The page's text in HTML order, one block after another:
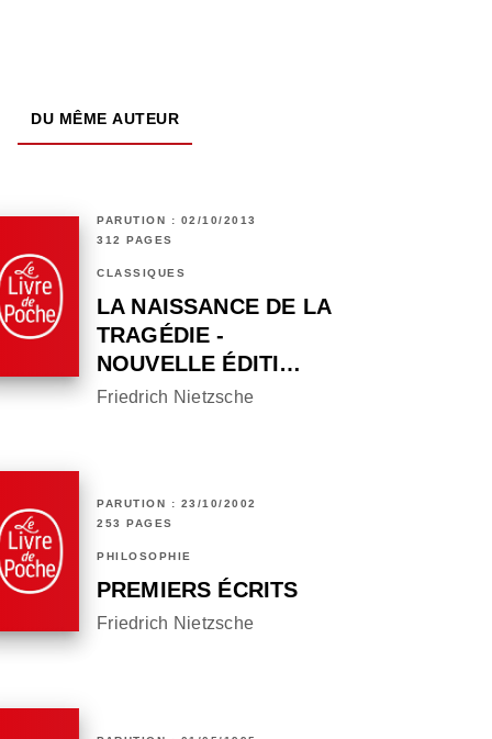
DU MÊME AUTEUR
PARUTION : 02/10/2013
312 PAGES
CLASSIQUES
LA NAISSANCE DE LA
TRAGÉDIE -
NOUVELLE ÉDITI…
Friedrich Nietzsche
PARUTION : 23/10/2002
253 PAGES
PHILOSOPHIE
PREMIERS ÉCRITS
Friedrich Nietzsche